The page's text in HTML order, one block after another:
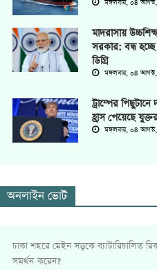
মঙ্গলবার, ০৪
মাদরাসায়
সরকার: বন্ধ হচ্ছে
ডিগ্রি
মঙ্গলবার, ০৪
ট্রাম্পের
হ্রাস পেয়েছে
মঙ্গলবার, ০৪
অনলাইন ভোট
ঢাকা শহরে মেইন সড়কে ব্যাটারিচালিত
সমর্থন করেন?